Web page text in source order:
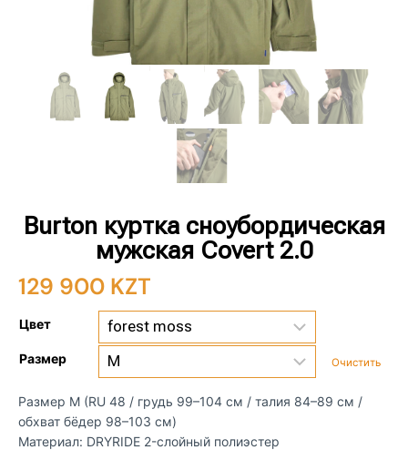
Burton куртка сноубордическая
мужская Covert 2.0
129 900 KZT
Цвет
Размер Очистить
Размер M (RU 48 / грудь 99–104 см / талия 84–89 см /
обхват бёдер 98–103 см)
Материал: DRYRIDE 2-слойный полиэстер